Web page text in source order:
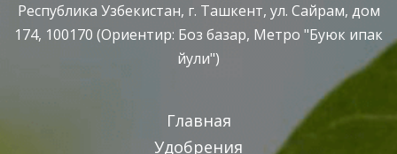
Республика Узбекистан, г. Ташкент, ул. Сайрам, дом
174, 100170 (Ориентир: Боз базар, Метро "Буюк ипак
йули")
Главная
Удобрения